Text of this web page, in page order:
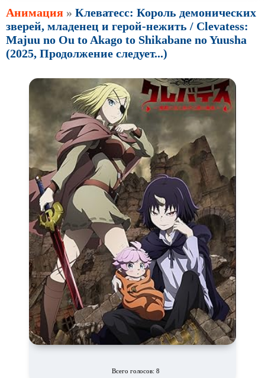
Анимация » Клеватесс: Король демонических
зверей, младенец и герой-нежить / Clevatess:
Majuu no Ou to Akago to Shikabane no Yuusha
(2025, Продолжение следует...)
Всего голосов: 8